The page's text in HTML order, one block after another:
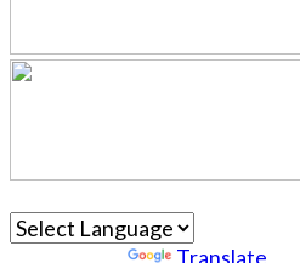
Translate